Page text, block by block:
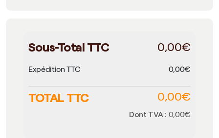
Sous-Total TTC 0,00€
Expédition TTC 0,00€
TOTAL TTC 0,00€
Dont TVA : 0,00€